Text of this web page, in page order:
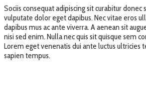
Sociis consequat adipiscing sit curabitur donec
vulputate dolor eget dapibus. Nec vitae eros
dapibus mus ac ante viverra. A aenean sit
nisi sed enim. Nulla nec quis sit quisque sem
Lorem eget venenatis dui ante luctus ultricies
sapien tempus.